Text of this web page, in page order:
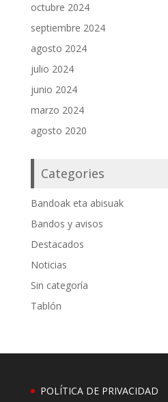
octubre 2024
septiembre 2024
agosto 2024
julio 2024
junio 2024
marzo 2024
agosto 2020
Categories
Bandoak eta abisuak
Bandos y avisos
Destacados
Noticias
Sin categoría
Tablón
POLÍTICA DE PRIVACIDAD